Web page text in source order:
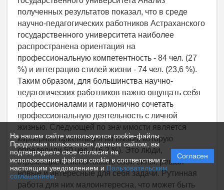
На нашем сайте используются cookie-файлы.
Продолжая пользоваться данным сайтом, вы
подтверждаете свое согласие на
использование файлов cookie в соответствии с
настоящим уведомлением и Пользовательским
соглашением.
Согласен